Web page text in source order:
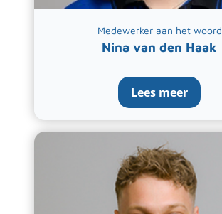
Medewerker aan het woord
Nina van den Haak
Lees meer